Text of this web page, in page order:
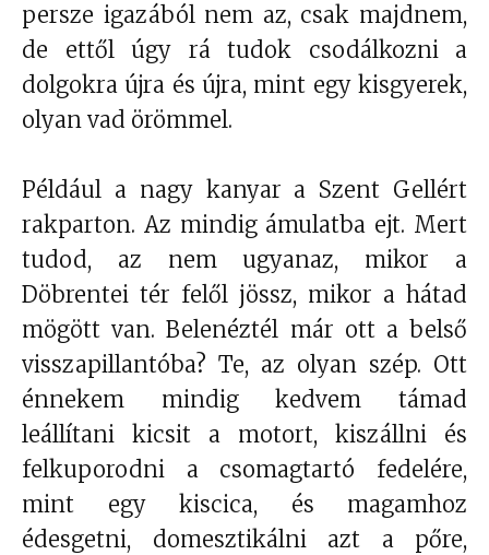
persze igazából nem az, csak majdnem,
de ettől úgy rá tudok csodálkozni a
dolgokra újra és újra, mint egy kisgyerek,
olyan vad örömmel.
Például a nagy kanyar a Szent Gellért
rakparton. Az mindig ámulatba ejt. Mert
tudod, az nem ugyanaz, mikor a
Döbrentei tér felől jössz, mikor a hátad
mögött van. Belenéztél már ott a belső
visszapillantóba? Te, az olyan szép. Ott
énnekem mindig kedvem támad
leállítani kicsit a motort, kiszállni és
felkuporodni a csomagtartó fedelére,
mint egy kiscica, és magamhoz
édesgetni, domesztikálni azt a pőre,